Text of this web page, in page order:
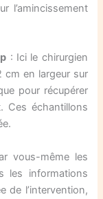
l’amincissement
: Ici le chirurgien
cm en largeur sur
pour récupérer
Ces échantillons
vous-même les
les informations
de l’intervention,